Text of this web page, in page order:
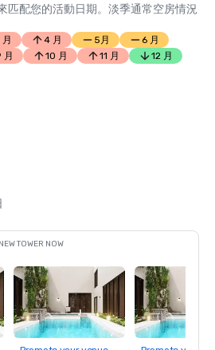
匹配您的活動日期。淡季通常空房情況
4 月 5月
6 月
月 10 月 11 月 12 月
TOWER NOW